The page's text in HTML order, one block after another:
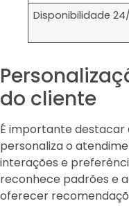
Disponibilidade
do cliente
É importante
personaliza o
interações e
reconhece padrões e
oferecer